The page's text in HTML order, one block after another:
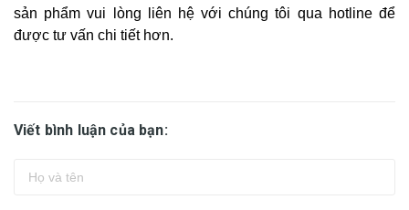
sản phẩm vui lòng liên hệ với chúng tôi qua hotline để
được tư vấn chi tiết hơn.
Viết bình luận của bạn: